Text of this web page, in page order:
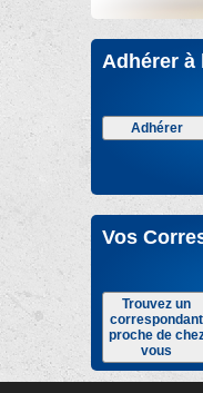
Adhérer à
Adhérer
Vos
Trouvez un
correspondant
proche de
vous